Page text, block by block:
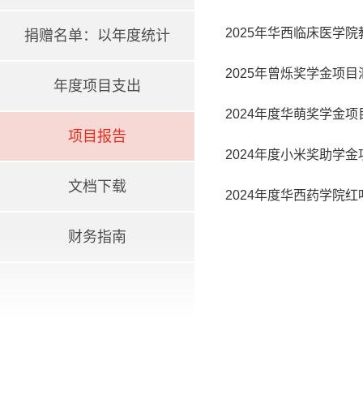
捐赠名单：以年度统计
年度项目支出
项目报告
文档下载
财务指南
2025年华西临床医学院
2025年曾烁奖学金项目
2024年度华萌奖学金项
2024年度小米奖助学金
2024年度华西药学院